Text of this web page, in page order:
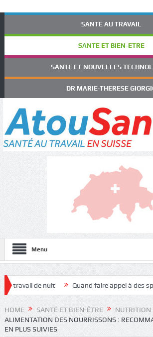
SANTE AU TRAVAIL
SANTE ET BIEN-ETRE
SANTE ET NOUVELLES
DR MARIE-THERESE
Menu
nuit Quand faire appel à des spécialistes
HOME SANTÉ ET BIEN-ÊTRE NUTRITION
ALIMENTATION DES NOURRISSONS :
EN PLUS SUIVIES